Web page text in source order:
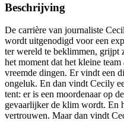
Beschrijving
De carrière van journaliste
wordt uitgenodigd voor een
ter wereld te beklimmen, grijpt
het moment dat het kleine
vreemde dingen. Er vindt een
ongeluk. En dan vindt Cecily
tent: er is een moordenaar op
gevaarlijker de klim wordt. En
vertrouwen. Maar dan vindt